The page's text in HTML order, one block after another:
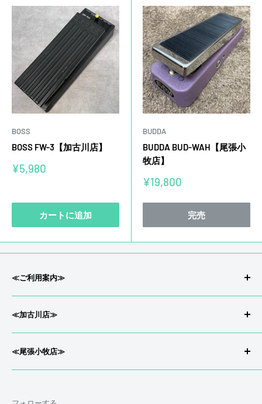
BOSS
BOSS FW-3【加古川店】
販
格
¥5,980
カートに追加
BUDDA
BUDDA BUD-WAH【尾張小
牧店】
販
価
¥19,800
完売
≪ご利用案内≫
会社概要/特定商取引
返品/返金について
プライバシーポリシー
配送について
利用規約
≪加古川店≫
買取受付時間12:00~20:30
≪尾張小牧店≫